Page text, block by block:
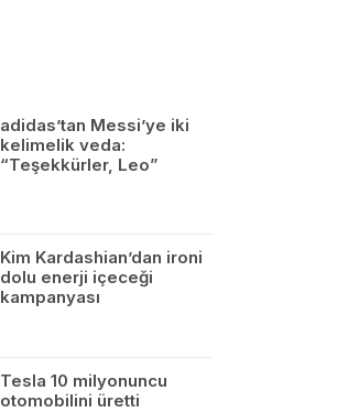
adidas’tan Messi’ye iki
kelimelik veda:
“Teşekkürler, Leo”
Kim Kardashian’dan ironi
dolu enerji içeceği
kampanyası
Tesla 10 milyonuncu
otomobilini üretti